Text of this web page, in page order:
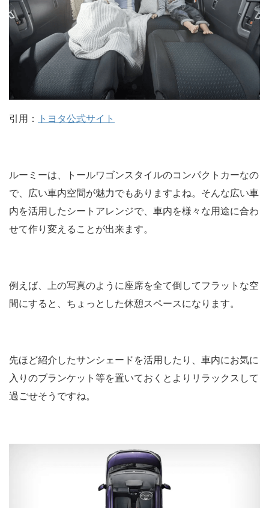
引用： トヨタ公式サイト
ルーミーは、トールワゴンスタイルのコンパクトカーなの
で、広い車内空間が魅力でもありますよね。そんな広い車
内を活用したシートアレンジで、車内を様々な用途に合わ
せて作り変えることが出来ます。
例えば、上の写真のように座席を全て倒してフラットな空
間にすると、ちょっとした休憩スペースになります。
先ほど紹介したサンシェードを活用したり、車内にお気に
入りのブランケット等を置いておくとよりリラックスして
過ごせそうですね。